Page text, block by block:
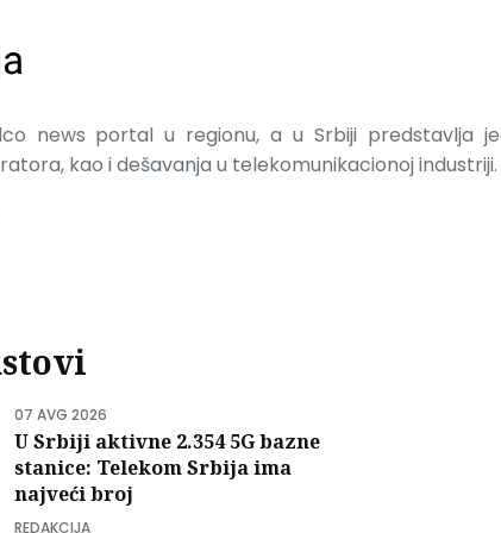
news portal u regionu, a u Srbiji predstavlja
kao i dešavanja u telekomunikacionoj industriji.
07 AVG 2026
U Srbiji aktivne 2.354 5G bazne
stanice: Telekom Srbija ima
najveći broj
REDAKCIJA